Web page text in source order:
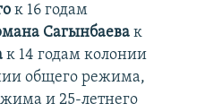
к 16 годам
Сагынбаева к
к 14 годам колонии
общего режима,
и 25-летнего